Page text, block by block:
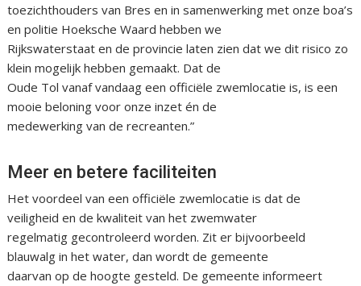
toezichthouders van Bres en in samenwerking met onze boa’s
en politie Hoeksche Waard hebben we
Rijkswaterstaat en de provincie laten zien dat we dit risico zo
klein mogelijk hebben gemaakt. Dat de
Oude Tol vanaf vandaag een officiële zwemlocatie is, is een
mooie beloning voor onze inzet én de
medewerking van de recreanten.”
Meer en betere faciliteiten
Het voordeel van een officiële zwemlocatie is dat de
veiligheid en de kwaliteit van het zwemwater
regelmatig gecontroleerd worden. Zit er bijvoorbeeld
blauwalg in het water, dan wordt de gemeente
daarvan op de hoogte gesteld. De gemeente informeert